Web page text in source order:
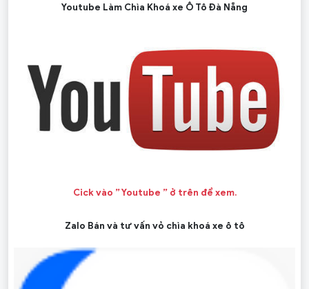
Youtube Làm Chìa Khoá xe Ô Tô Đà Nẵng
Cick vào ” Youtube ” ở trên để xem.
Zalo Bán và tư vấn vỏ chìa khoá xe ô tô